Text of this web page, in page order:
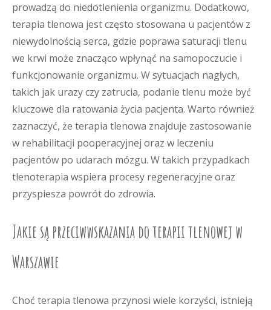
prowadzą do niedotlenienia organizmu. Dodatkowo,
terapia tlenowa jest często stosowana u pacjentów z
niewydolnością serca, gdzie poprawa saturacji tlenu
we krwi może znacząco wpłynąć na samopoczucie i
funkcjonowanie organizmu. W sytuacjach nagłych,
takich jak urazy czy zatrucia, podanie tlenu może być
kluczowe dla ratowania życia pacjenta. Warto również
zaznaczyć, że terapia tlenowa znajduje zastosowanie
w rehabilitacji pooperacyjnej oraz w leczeniu
pacjentów po udarach mózgu. W takich przypadkach
tlenoterapia wspiera procesy regeneracyjne oraz
przyspiesza powrót do zdrowia.
Jakie są przeciwwskazania do terapii tlenowej w
Warszawie
Choć terapia tlenowa przynosi wiele korzyści, istnieją